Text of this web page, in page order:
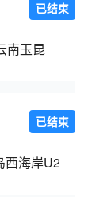
南玉昆
已结束
西海岸U20
已结束